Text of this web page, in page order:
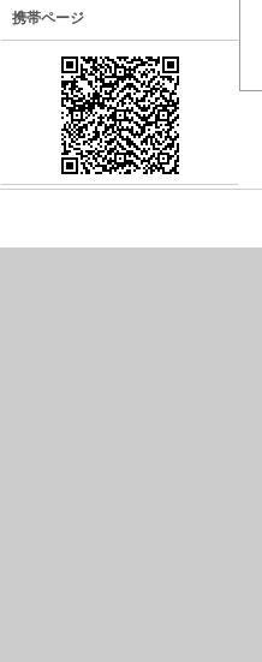
携帯ページ